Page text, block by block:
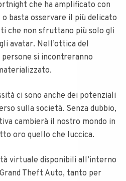
che ha amplificato con
o basta osservare il più delicato
che non sfruttano più solo gli
avatar. Nell’ottica del
si incontreranno
ci sono anche dei potenziali
sulla società. Senza dubbio,
cambierà il nostro mondo in
oro quello che luccica.
virtuale disponibili all’interno
Theft Auto, tanto per